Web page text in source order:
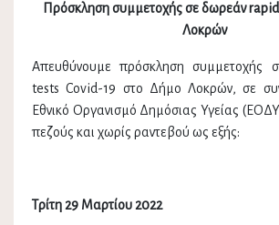
Πρόσκληση συμμετοχής σε δωρεάν
Λοκρών
Απευθύνουμε πρόσκληση συμμετοχής
tests Covid-19 στο Δήμο Λοκρών, σε
Εθνικό Οργανισμό Δημόσιας Υγείας
πεζούς και χωρίς ραντεβού ως εξής:
Τρίτη 29 Μαρτίου 2022